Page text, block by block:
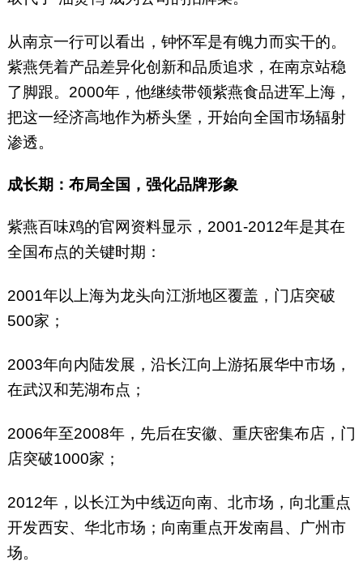
从南京一行可以看出，钟怀军是有魄力而实干的。
紫燕凭着产品差异化创新和品质追求，在南京站稳
了脚跟。2000年，他继续带领紫燕食品进军上海，
把这一经济高地作为桥头堡，开始向全国市场辐射
渗透。
成长期：布局全国，强化品牌形象
紫燕百味鸡的官网资料显示，2001-2012年是其在
全国布点的关键时期：
2001年以上海为龙头向江浙地区覆盖，门店突破
500家；
2003年向内陆发展，沿长江向上游拓展华中市场，
在武汉和芜湖布点；
2006年至2008年，先后在安徽、重庆密集布店，门
店突破1000家；
2012年，以长江为中线迈向南、北市场，向北重点
开发西安、华北市场；向南重点开发南昌、广州市
场。